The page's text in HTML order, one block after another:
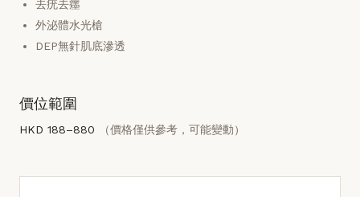
去疣去癦
外泌體水光槍
DEP無針肌底滲透
價位範圍
HKD 188–880 （價格僅供參考，可能變動）